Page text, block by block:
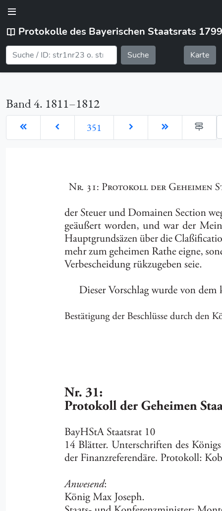
Protokolle des Bayerischen Staatsrats
Suche Karte
Band 4. 1811–1812
351